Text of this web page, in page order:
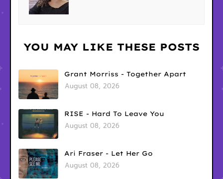
YOU MAY LIKE THESE POSTS
Grant Morriss - Together Apart
August 08, 2026
RISE - Hard To Leave You
August 08, 2026
Ari Fraser - Let Her Go
August 08, 2026